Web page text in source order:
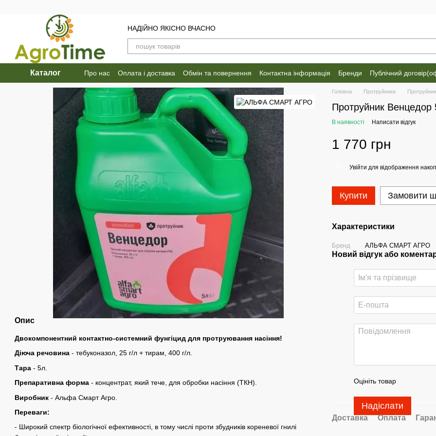
НАДІЙНО ЯКІСНО ВЧАСНО
Каталог Про нас Оплата і доставка Обмін та повернення Контактна інформація Бренди Публічний
Опис
Двокомпонентний контактно-системний фунгіцид для протруювання насіння!
Діюча речовина - тебуконазол, 25 г/л + тирам, 400 г/л.
Тара - 5л.
Препаративна форма - концентрат, який тече, для обробки насіння (ТКН).
Виробник - Альфа Смарт Агро.
Переваги:
- Широкий спектр біологічної ефективності, в тому числі проти збудників кореневої гнилі
Головна Протруйники
Протруйник
В наявності Написати відгук
1 770 грн
Увійти для відображення
Купити Замовити
Характеристики
Бренд АЛЬФА СМАРТ АГРО
Новий відгук або
Оцініть товар
Надіслати
Доставка Оплата